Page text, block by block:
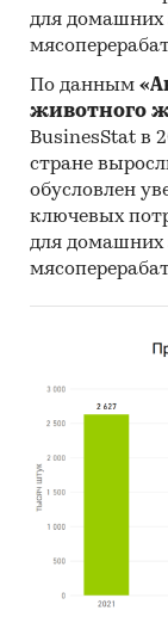
Group, в
тренда.
- Сальдо
- Главными
ЭЛЕКТРО`,
- Лидером по
является
поставщик
питания -
сегмент low-
поставки
Филиппины,
из стран:
- Большую
экспортеров
крупнейший
PTE LTD
для
По данным
животного
BusinesStat в
стране
обусловлен
ключевых
для